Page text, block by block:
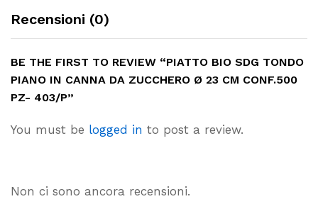
Recensioni (0)
BE THE FIRST TO REVIEW “PIATTO BIO SDG TONDO
PIANO IN CANNA DA ZUCCHERO Ø 23 CM CONF.500
PZ- 403/P”
You must be logged in to post a review.
Non ci sono ancora recensioni.